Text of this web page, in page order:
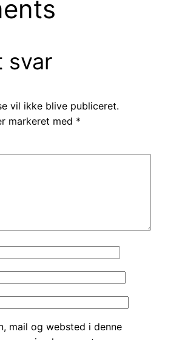
svar
vil ikke blive publiceret.
markeret med *
mail og websted i denne